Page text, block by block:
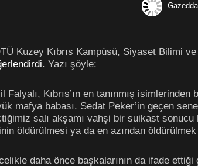
Gazedda
Kuzey Kıbrıs Kampüsü, Siyaset Bilimi
. Yazı şöyle:
Falyalı, Kıbrıs’ın en tanınmış
mafya babası. Sedat Peker’in geçen
salı akşamı vahşi bir suikast
öldürülmesi ya da en azından
daha önce başkalarının da ifade